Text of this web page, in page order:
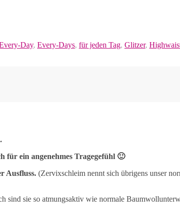
Day, Every-Days, für jeden Tag, Glitzer,
für ein angenehmes Tragegefühl 🙂
Ausfluss. (Zervixschleim nennt sich übrigens unser
sie so atmungsaktiv wie normale